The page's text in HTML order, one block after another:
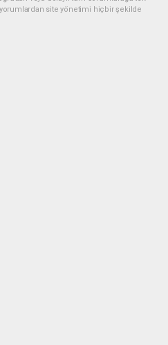
yorumlardan site yönetimi hiçbir şekilde